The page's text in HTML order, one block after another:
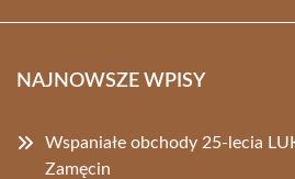
NAJNOWSZE WPISY
Wspaniałe obchody 25-lecia
Zamęcin